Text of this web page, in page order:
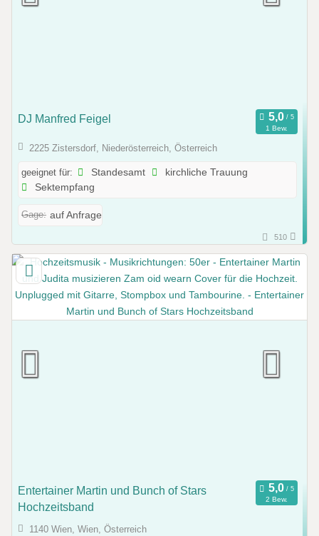
DJ Manfred Feigel
1 Bew.
2225 Zistersdorf, Niederösterreich, Österreich
geeignet für: Standesamt
kirchliche Trauung
Sektempfang
Gage: auf Anfrage
510
Entertainer Martin und Bunch of Stars
Hochzeitsband
2 Bew.
1140 Wien, Wien, Österreich